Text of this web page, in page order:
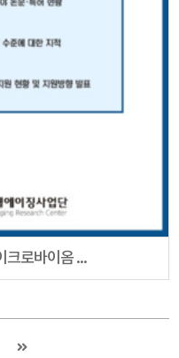
로바이옴 ...